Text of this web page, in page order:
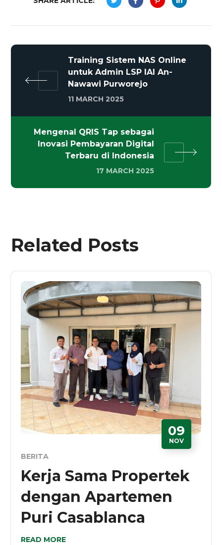
Training Sistem NAS Online
untuk Admin LSP IAI An-
Nawawi Purworejo
11 MARCH 2025
Mengenal QRIS Tap sebagai
Inovasi Pembayaran Digital
Terbaru di Indonesia
17 MARCH 2025
Related Posts
09
NOV
BERITA
Kerja Sama Propertek
dengan Apartemen
Puri Casablanca
READ MORE